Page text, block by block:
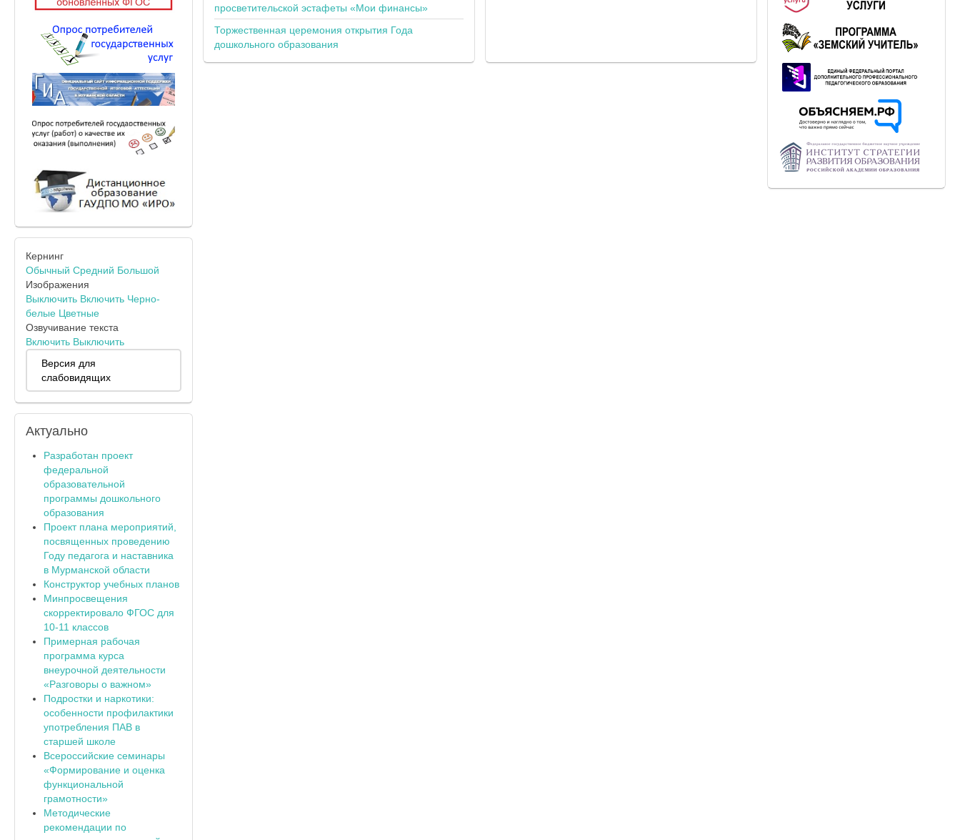
просветительской эстафеты «Мои финансы»
Торжественная церемония открытия Года
дошкольного образования
Кернинг
Обычный Средний Большой
Изображения
Выключить Включить Черно-
белые Цветные
Озвучивание текста
Включить Выключить
Версия для
слабовидящих
Актуально
Разработан проект
федеральной
образовательной
программы дошкольного
образования
Проект плана мероприятий,
посвященных проведению
Году педагога и наставника
в Мурманской области
Конструктор учебных планов
Минпросвещения
скорректировало ФГОС для
10-11 классов
Примерная рабочая
программа курса
внеурочной деятельности
«Разговоры о важном»
Подростки и наркотики:
особенности профилактики
употребления ПАВ в
старшей школе
Всероссийские семинары
«Формирование и оценка
функциональной
грамотности»
Методические
рекомендации по